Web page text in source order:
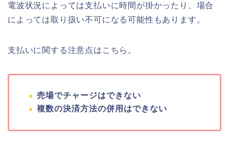
電波状況によっては支払いに時間が掛かったり、場合
によっては取り扱い不可になる可能性もあります。
支払いに関する注意点はこちら。
売場でチャージはできない
複数の決済方法の併用はできない